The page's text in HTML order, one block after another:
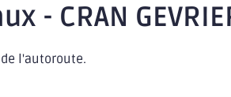
- CRAN
l'autoroute.